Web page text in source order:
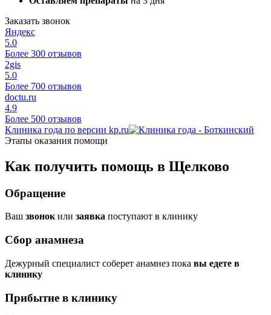
Заказать звонок
Яндекс
5.0
Более 300 отзывов
2gis
5.0
Более 700 отзывов
doctu.ru
4.9
Более 500 отзывов
Клиника года по версии kp.ru
Этапы оказания помощи
Как получить помощь в Щелково
Обращение
Ваш звонокили заявка поступают в клинику
Сбор анамнеза
Дежурный специалист соберет анамнез пока вы едете в
клинику
Прибытие в клинику